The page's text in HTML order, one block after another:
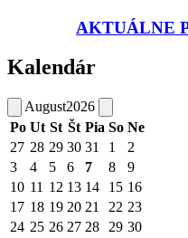
AKTUÁLNE
Kalendár
August2026
Po Ut St Št Pia So Ne
27 28 29 30 31 1
2
3
4 5 6 7 8
9
10 11 12 13 14 15 16
17 18 19 20 21 22 23
24 25 26 27 28 29 30